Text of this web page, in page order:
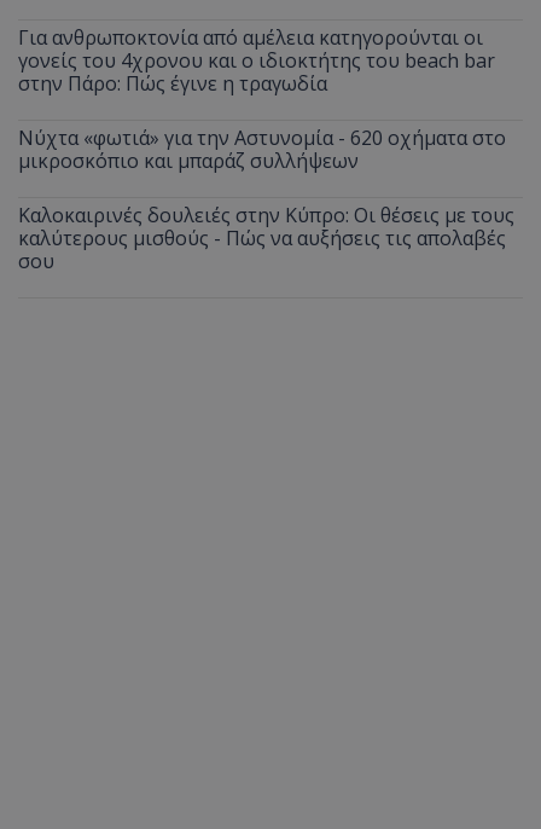
Για ανθρωποκτονία από αμέλεια κατηγορούνται οι
γονείς του 4χρονου και ο ιδιοκτήτης του beach bar
στην Πάρο: Πώς έγινε η τραγωδία
Νύχτα «φωτιά» για την Αστυνομία - 620 οχήματα στο
μικροσκόπιο και μπαράζ συλλήψεων
Καλοκαιρινές δουλειές στην Κύπρο: Οι θέσεις με τους
καλύτερους μισθούς - Πώς να αυξήσεις τις απολαβές
σου